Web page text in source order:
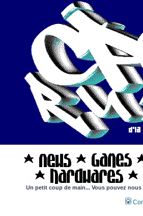
Un petit coup de main... Vous pouvez